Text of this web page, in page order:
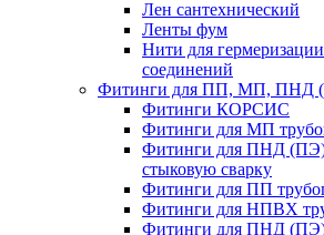
Лен сантехнический
Ленты фум
Нити для
соединений
Фитинги для ПП, МП, ПНД
Фитинги КОРСИС
Фитинги для МП
Фитинги для ПНД (ПЭ)
стыковую сварку
Фитинги для ПП
Фитинги для НПВХ
Фитинги для ПНД (ПЭ)